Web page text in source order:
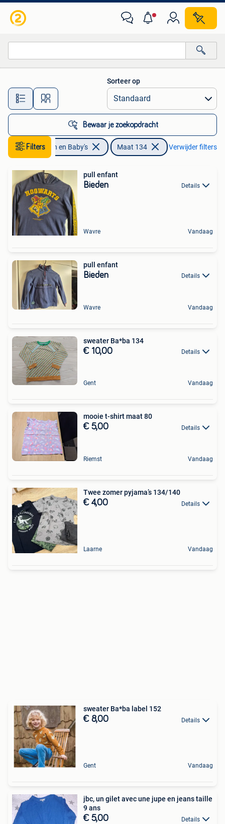
Alle afstanden…
Sorteer op
Bewaar je zoekopdracht
Filters
Kinderen en Baby's Maat 134 Verwijder filters
pull enfant
Bieden Details
Wavre Vandaag
pull enfant
Bieden Details
Wavre Vandaag
sweater Ba*ba 134
€ 10,00 Details
Gent Vandaag
mooie t-shirt maat 80
€ 5,00 Details
Riemst Vandaag
Twee zomer pyjama’s 134/140
€ 4,00 Details
Laarne Vandaag
sweater Ba*ba label 152
€ 8,00 Details
Gent Vandaag
jbc, un gilet avec une jupe en jeans taille
9 ans
€ 5,00 Details